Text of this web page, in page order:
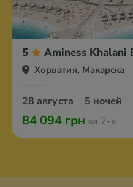
5 Aminess Khalani
Хорватия, Макарска
28 августа 5 ночей
84 094 грн за 2-х